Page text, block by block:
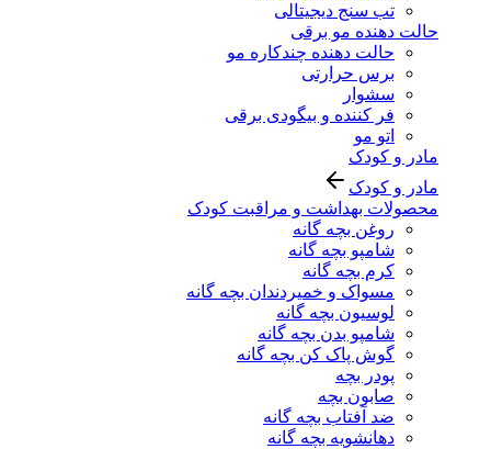
تب سنج دیجیتالی
حالت دهنده مو برقی
حالت دهنده چندکاره مو
برس حرارتی
سشوار
فر کننده و بیگودی برقی
اتو مو
مادر و کودک
مادر و کودک
محصولات بهداشت و مراقبت کودک
روغن بچه گانه
شامپو بچه گانه
کرم بچه گانه
مسواک و خمیردندان بچه گانه
لوسیون بچه گانه
شامپو بدن بچه گانه
گوش پاک کن بچه گانه
پودر بچه
صابون بچه
ضد آفتاب بچه گانه
دهانشویه بچه گانه